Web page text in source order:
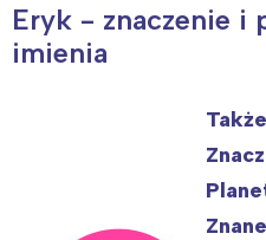
Eryk - znaczenie i
imienia